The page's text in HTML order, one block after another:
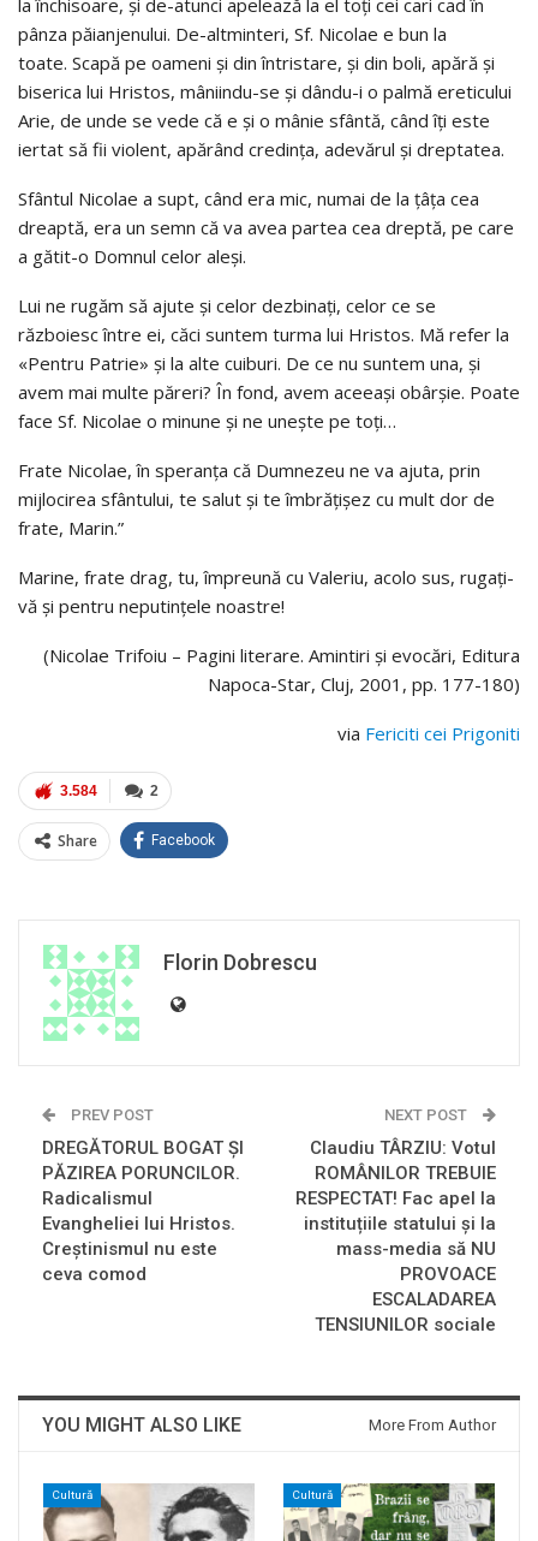
la închisoare, și de-atunci apelează la el toți cei cari cad în
pânza păianjenului. De-altminteri, Sf. Nicolae e bun la
toate. Scapă pe oameni și din întristare, și din boli, apără și
biserica lui Hristos, mâniindu-se și dându-i o palmă ereticului
Arie, de unde se vede că e și o mânie sfântă, când îți este
iertat să fii violent, apărând credința, adevărul și dreptatea.
Sfântul Nicolae a supt, când era mic, numai de la țâța cea
dreaptă, era un semn că va avea partea cea dreptă, pe care
a gătit-o Domnul celor aleși.
Lui ne rugăm să ajute și celor dezbinați, celor ce se
războiesc între ei, căci suntem turma lui Hristos. Mă refer la
«Pentru Patrie» și la alte cuiburi. De ce nu suntem una, și
avem mai multe păreri? În fond, avem aceeași obârșie. Poate
face Sf. Nicolae o minune și ne unește pe toți…
Frate Nicolae, în speranța că Dumnezeu ne va ajuta, prin
mijlocirea sfântului, te salut și te îmbrățișez cu mult dor de
frate, Marin.”
Marine, frate drag, tu, împreună cu Valeriu, acolo sus, rugați-
vă și pentru neputințele noastre!
(Nicolae Trifoiu – Pagini literare. Amintiri și evocări, Editura
Napoca-Star, Cluj, 2001, pp. 177-180)
via Fericiti cei Prigoniti
2
3.584
Share Facebook
Florin Dobrescu
PREV POST
DREGĂTORUL BOGAT ȘI
PĂZIREA PORUNCILOR.
Radicalismul
Evangheliei lui Hristos.
Creștinismul nu este
ceva comod
NEXT POST
Claudiu TÂRZIU: Votul
ROMÂNILOR TREBUIE
RESPECTAT! Fac apel la
instituțiile statului și la
mass-media să NU
PROVOACE
ESCALADAREA
TENSIUNILOR sociale
YOU MIGHT ALSO LIKE More From Author
Cultură Cultură